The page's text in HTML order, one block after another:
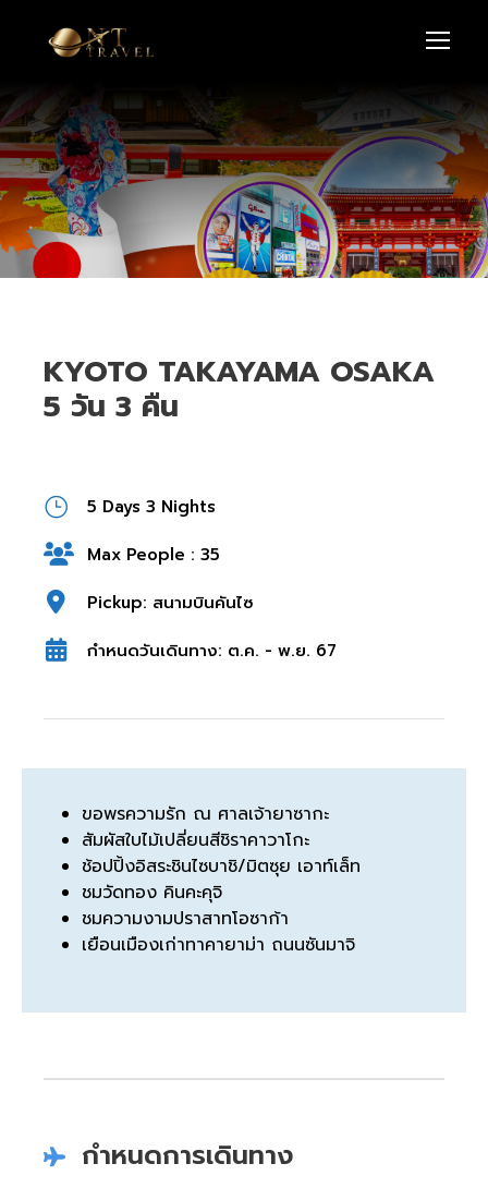
KYOTO TAKAYAMA OSAKA
5 วัน 3 คืน
5 Days 3 Nights
Max People : 35
Pickup: สนามบินคันไซ
กำหนดวันเดินทาง: ต.ค. - พ.ย. 67
ขอพรความรัก ณ ศาลเจ้ายาซากะ
สัมผัสใบไม้เปลี่ยนสีชิราคาวาโกะ
ช้อปปิ้งอิสระชินไซบาชิ/มิตซุย เอาท์เล็ท
ชมวัดทอง คินคะคุจิ
ชมความงามปราสาทโอซาก้า
เยือนเมืองเก่าทาคายาม่า ถนนซันมาจิ
กำหนดการเดินทาง